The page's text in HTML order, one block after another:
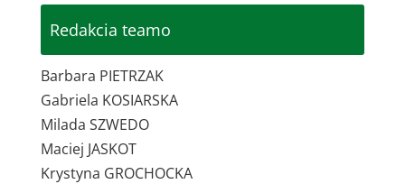
Redakcia teamo
Barbara PIETRZAK
Gabriela KOSIARSKA
Milada SZWEDO
Maciej JASKOT
Krystyna GROCHOCKA